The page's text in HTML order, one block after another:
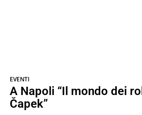
EVENTI
A Napoli “Il mondo dei
Čapek”